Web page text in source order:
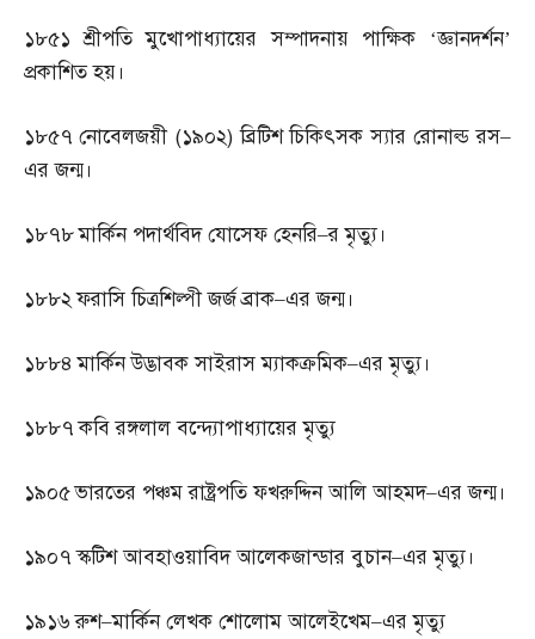
১৮৫১ শ্রীপতি মুখোপাধ্যায়ের সম্পাদনায় পাক্ষিক ‘জ্ঞানদর্শন’
প্রকাশিত হয়।
১৮৫৭ নোবেলজয়ী (১৯০২)ব্রিটিশ চিকিৎসক স্যার রোনাল্ড রস–
এর জন্ম।
১৮৭৮মার্কিন পদার্থবিদ যোসেফ হেনরি–র মৃত্যু।
১৮৮২ফরাসি চিত্রশিল্পী জর্জ ব্রাক–এর জন্ম।
১৮৮৪ মার্কিন উদ্ভাবক সাইরাস ম্যাকক্রমিক–এর মৃত্যু।
১৮৮৭ কবি রঙ্গলাল বন্দ্যোপাধ্যায়ের মৃত্যু
১৯০৫ভারতের পঞ্চম রাষ্ট্রপতি ফখরুদ্দিন আলি আহমদ–এর জন্ম।
১৯০৭ স্কটিশ আবহাওয়াবিদ আলেকজান্ডার বুচান–এর মৃত্যু।
১৯১৬ রুশ–মার্কিন লেখক শোলোম আলেইখেম–এর মৃত্যু